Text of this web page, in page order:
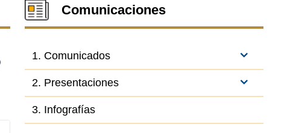
Comunicaciones
1. Comunicados
2. Presentaciones
3. Infografías